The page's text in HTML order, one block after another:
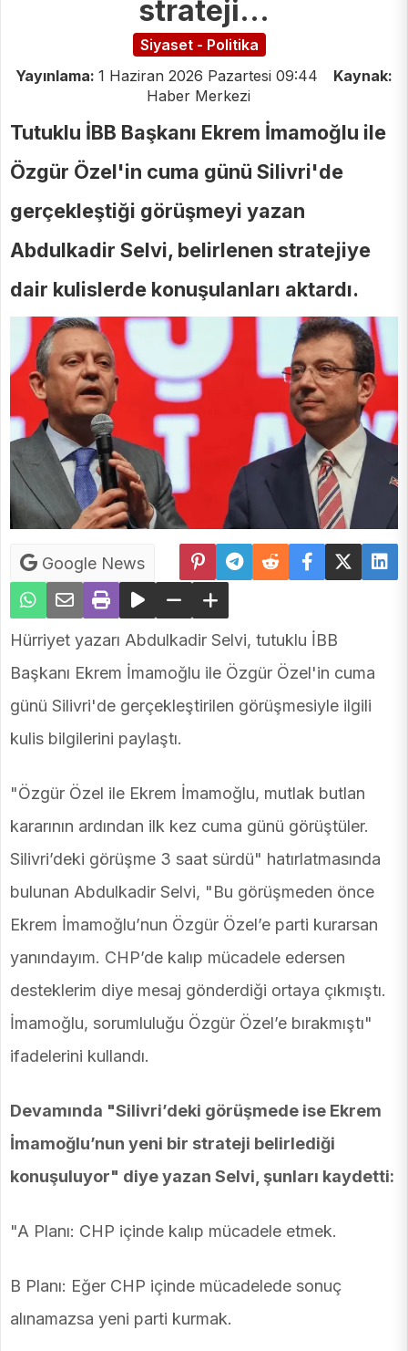
strateji…
Siyaset - Politika
Yayınlama: 1 Haziran 2026 Pazartesi 09:44
Kaynak:
Haber Merkezi
Tutuklu İBB Başkanı Ekrem İmamoğlu ile
Özgür Özel'in cuma günü Silivri'de
gerçekleştiği görüşmeyi yazan
Abdulkadir Selvi, belirlenen stratejiye
dair kulislerde konuşulanları aktardı.
Google News
Hürriyet yazarı Abdulkadir Selvi, tutuklu İBB
Başkanı Ekrem İmamoğlu ile Özgür Özel'in cuma
günü Silivri'de gerçekleştirilen görüşmesiyle ilgili
kulis bilgilerini paylaştı.
"Özgür Özel ile Ekrem İmamoğlu, mutlak butlan
kararının ardından ilk kez cuma günü görüştüler.
Silivri’deki görüşme 3 saat sürdü" hatırlatmasında
bulunan Abdulkadir Selvi, "Bu görüşmeden önce
Ekrem İmamoğlu’nun Özgür Özel’e parti kurarsan
yanındayım. CHP’de kalıp mücadele edersen
desteklerim diye mesaj gönderdiği ortaya çıkmıştı.
İmamoğlu, sorumluluğu Özgür Özel’e bırakmıştı"
ifadelerini kullandı.
Devamında "Silivri’deki görüşmede ise Ekrem
İmamoğlu’nun yeni bir strateji belirlediği
konuşuluyor" diye yazan Selvi, şunları kaydetti:
"A Planı: CHP içinde kalıp mücadele etmek.
B Planı: Eğer CHP içinde mücadelede sonuç
alınamazsa yeni parti kurmak.